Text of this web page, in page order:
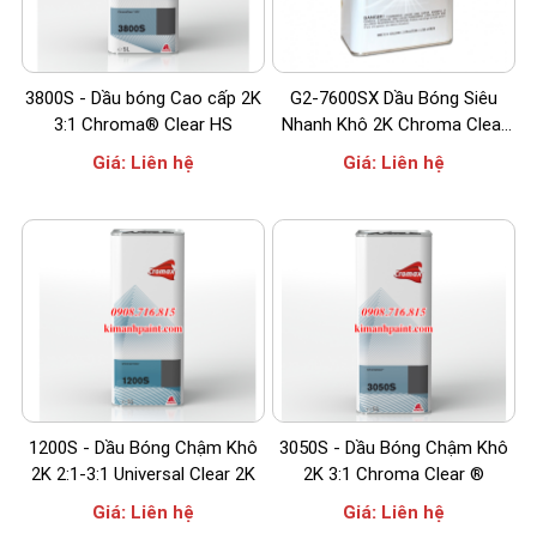
3800S - Dầu bóng Cao cấp 2K
3:1 Chroma® Clear HS
Giá: Liên hệ
G2-7600SX Dầu Bóng Siêu
Nhanh Khô 2K Chroma Clear
Giá: Liên hệ
1200S - Dầu Bóng Chậm Khô
2K 2:1-3:1 Universal Clear 2K
Giá: Liên hệ
3050S - Dầu Bóng Chậm Khô
2K 3:1 Chroma Clear ®
Giá: Liên hệ